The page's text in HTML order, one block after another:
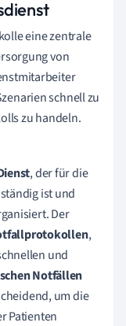
eine zentrale
von
schnell zu
zu handeln.
, der für die
ist und
Der
,
und
Notfällen
um die
Patienten